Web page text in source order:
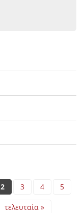
2 3 4 5
τελευταία »